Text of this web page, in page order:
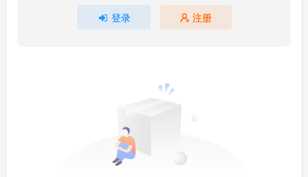
登录 注册